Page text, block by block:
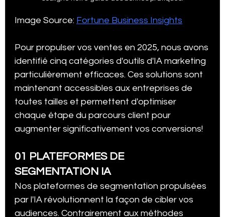
Image Source: Fortune Business Insights
Pour propulser vos ventes en 2025, nous avons
identifié cinq catégories d'outils d'IA marketing
particulièrement efficaces. Ces solutions sont
maintenant accessibles aux entreprises de
toutes tailles et permettent d'optimiser
chaque étape du parcours client pour
augmenter significativement vos conversions!
01 PLATEFORMES DE
SEGMENTATION IA
Nos plateformes de segmentation propulsées
par l'IA révolutionnent la façon de cibler vos
audiences. Contrairement aux méthodes